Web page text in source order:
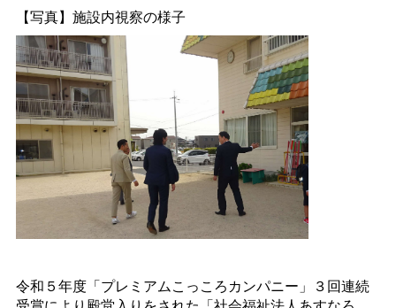
【写真】施設内視察の様子
令和５年度「プレミアムこっころカンパニー」３回連続